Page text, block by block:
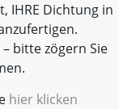
IHRE Dichtung in
bitte zögern Sie
hier klicken